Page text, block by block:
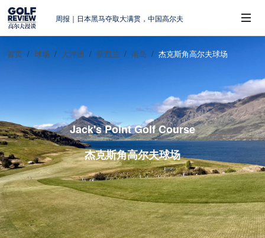
周报｜日本黑马夺取大满贯，中国高尔夫
查莉·赫尔：不断制造“麻烦”的流量明星
首页 球场 大洋洲 新西兰 南岛 杰克斯角高尔夫球场
Jack's Point Golf Course
杰克斯角高尔夫球场